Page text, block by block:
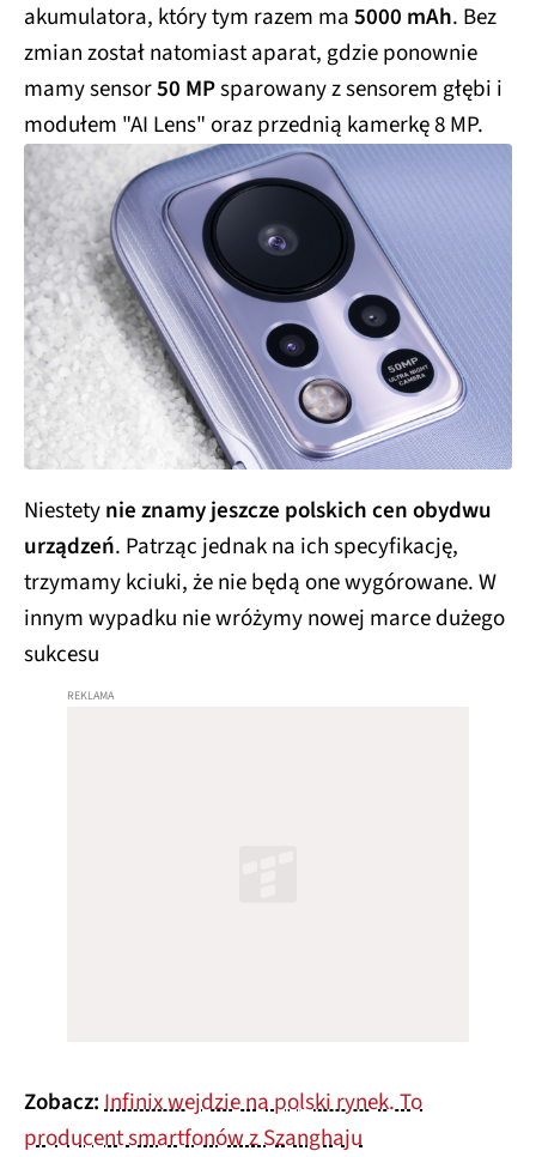
akumulatora, który tym razem ma5000 mAh. Bez
zmian został natomiast aparat, gdzie ponownie
mamy sensor50 MPsparowany z sensorem głębi i
modułem "AI Lens" oraz przednią kamerkę 8 MP.
Niestetynie znamy jeszcze polskich cen obydwu
urządzeń. Patrząc jednak na ich specyfikację,
trzymamy kciuki, że nie będą one wygórowane. W
innym wypadku nie wróżymy nowej marce dużego
sukcesu
Zobacz:Infinix wejdzie na polski rynek. To
producent smartfonów z Szanghaju